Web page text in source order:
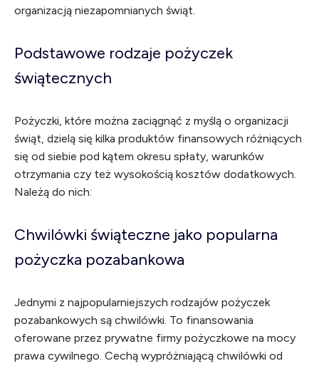
organizacją niezapomnianych świąt.
Podstawowe rodzaje pożyczek
świątecznych
Pożyczki, które można zaciągnąć z myślą o organizacji
świąt, dzielą się kilka produktów finansowych różniących
się od siebie pod kątem okresu spłaty, warunków
otrzymania czy też wysokością kosztów dodatkowych.
Należą do nich:
Chwilówki świąteczne jako popularna
pożyczka pozabankowa
Jednymi z najpopularniejszych rodzajów pożyczek
pozabankowych są chwilówki. To finansowania
oferowane przez prywatne firmy pożyczkowe na mocy
prawa cywilnego. Cechą wypróżniającą chwilówki od